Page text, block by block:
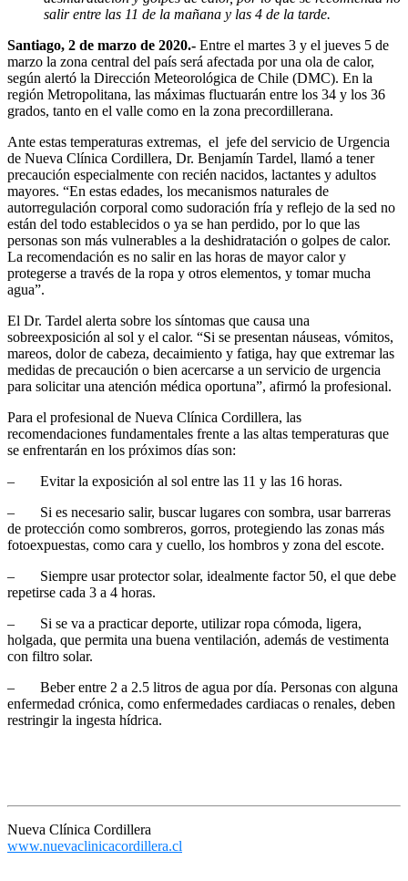
salir entre las 11 de la mañana y las 4 de la tarde.
Santiago, 2 de marzo de 2020.- Entre el martes 3 y el jueves 5 de
marzo la zona central del país será afectada por una ola de calor,
según alertó la Dirección Meteorológica de Chile (DMC). En la
región Metropolitana, las máximas fluctuarán entre los 34 y los 36
grados, tanto en el valle como en la zona precordillerana.
Ante estas temperaturas extremas, el jefe del servicio de Urgencia
de Nueva Clínica Cordillera, Dr. Benjamín Tardel, llamó a tener
precaución especialmente con recién nacidos, lactantes y adultos
mayores. “En estas edades, los mecanismos naturales de
autorregulación corporal como sudoración fría y reflejo de la sed no
están del todo establecidos o ya se han perdido, por lo que las
personas son más vulnerables a la deshidratación o golpes de calor.
La recomendación es no salir en las horas de mayor calor y
protegerse a través de la ropa y otros elementos, y tomar mucha
agua”.
El Dr. Tardel alerta sobre los síntomas que causa una
sobreexposición al sol y el calor. “Si se presentan náuseas, vómitos,
mareos, dolor de cabeza, decaimiento y fatiga, hay que extremar las
medidas de precaución o bien acercarse a un servicio de urgencia
para solicitar una atención médica oportuna”, afirmó la profesional.
Para el profesional de Nueva Clínica Cordillera, las
recomendaciones fundamentales frente a las altas temperaturas que
se enfrentarán en los próximos días son:
– Evitar la exposición al sol entre las 11 y las 16 horas.
– Si es necesario salir, buscar lugares con sombra, usar barreras
de protección como sombreros, gorros, protegiendo las zonas más
fotoexpuestas, como cara y cuello, los hombros y zona del escote.
– Siempre usar protector solar, idealmente factor 50, el que debe
repetirse cada 3 a 4 horas.
– Si se va a practicar deporte, utilizar ropa cómoda, ligera,
holgada, que permita una buena ventilación, además de vestimenta
con filtro solar.
– Beber entre 2 a 2.5 litros de agua por día. Personas con alguna
enfermedad crónica, como enfermedades cardiacas o renales, deben
restringir la ingesta hídrica.
Nueva Clínica Cordillera
www.nuevaclinicacordillera.cl